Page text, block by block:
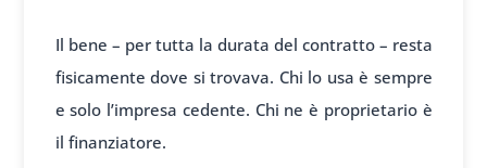
Il bene – per tutta la durata del contratto – resta
fisicamente dove si trovava. Chi lo usa è sempre
e solo l’impresa cedente. Chi ne è proprietario è
il finanziatore.